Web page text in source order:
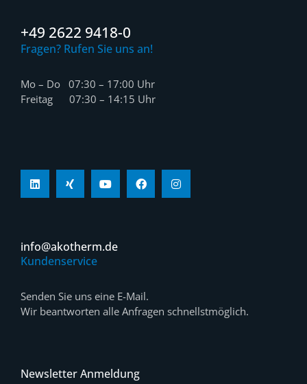
+49 2622 9418-0
Fragen? Rufen Sie uns an!
Mo – Do 07:30 – 17:00 Uhr
Freitag 07:30 – 14:15 Uhr
info@akotherm.de
Kundenservice
Senden Sie uns eine E-Mail.
Wir beantworten alle Anfragen schnellstmöglich.
Newsletter Anmeldung